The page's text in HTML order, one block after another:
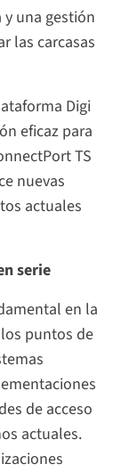
una gestión
las carcasas
Digi
eficaz para
TS
nuevas
actuales
serie
en la
puntos de
de acceso
actuales.